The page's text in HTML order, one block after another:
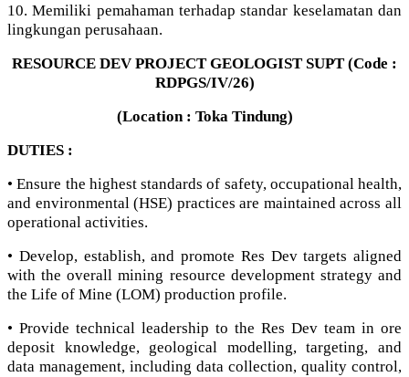
10. Memiliki pemahaman terhadap standar keselamatan dan
lingkungan perusahaan.
RESOURCE DEV PROJECT GEOLOGIST SUPT (Code :
RDPGS/IV/26)
(Location : Toka Tindung)
DUTIES :
• Ensure the highest standards of safety, occupational health,
and environmental (HSE) practices are maintained across all
operational activities.
• Develop, establish, and promote Res Dev targets aligned
with the overall mining resource development strategy and
the Life of Mine (LOM) production profile.
• Provide technical leadership to the Res Dev team in ore
deposit knowledge, geological modelling, targeting, and
data management, including data collection, quality control,